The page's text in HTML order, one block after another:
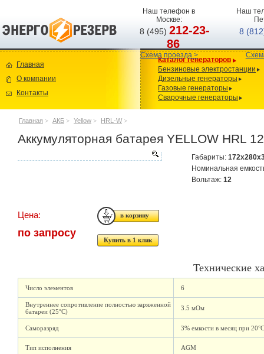
Наш телефон в
Москве:
8 (495)212-23-
86
Схема проезда >
Наш
8
Главная
О компании
Контакты
Каталог генераторов
Бензиновые электростанции
Дизельные генераторы
Газовые генераторы
Сварочные генераторы
Главная > АКБ > Yellow > HRL-W >
Аккумуляторная батарея YELLOW HRL
Габариты:
Номинальная
Вольтаж: 12
Цена:
по запросу
Купить в 1 клик
Технические
Число элементов 6
Внутреннее сопротивление полностью заряженной
батареи (25°C)
3.5 мОм
Саморазряд 3% емкости в месяц при 20°C
Тип исполнения AGM